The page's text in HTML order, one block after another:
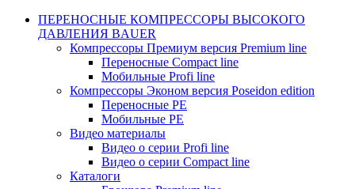
ПЕРЕНОСНЫЕ КОМПРЕССОРЫ ВЫСОКОГО
ДАВЛЕНИЯ BAUER
Компрессоры Премиум версия Premium line
Переносные Compact line
Мобильные Profi line
Компрессоры Эконом версия Poseidon edition
Переносные PE
Мобильные PE
Видео материалы
Видео о серии Profi line
Видео о серии Compact line
Каталоги